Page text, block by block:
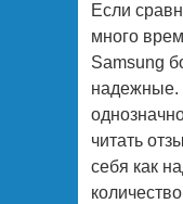
Если
много
Samsung
надежные.
читать
себя как